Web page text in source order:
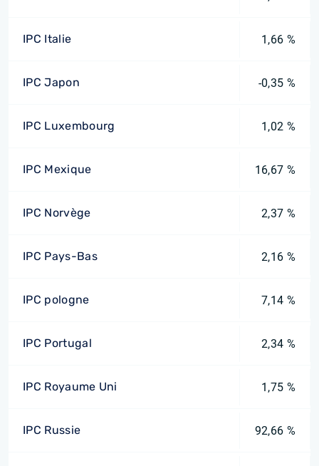
IPC Italie 1,66 %
IPC Japon -0,35 %
IPC Luxembourg 1,02 %
IPC Mexique 16,67 %
IPC Norvège 2,37 %
IPC Pays-Bas 2,16 %
IPC pologne 7,14 %
IPC Portugal 2,34 %
IPC Royaume Uni 1,75 %
IPC Russie 92,66 %